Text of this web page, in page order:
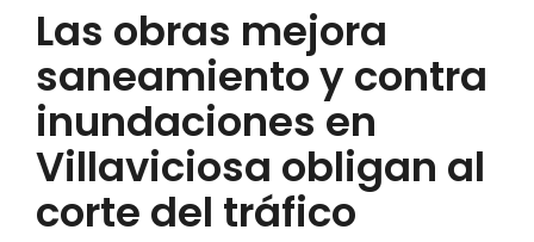
Las obras mejora
saneamiento y contra
inundaciones en
Villaviciosa obligan al
corte del tráfico